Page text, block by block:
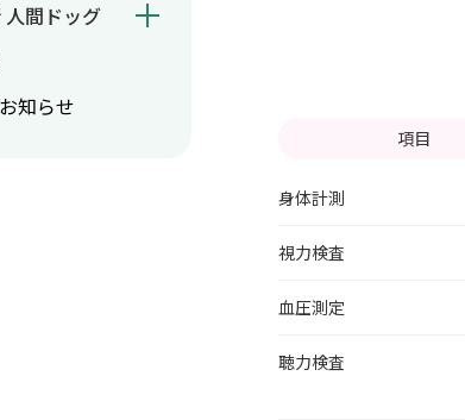
間ドッグ
知らせ
項目
身体計測
視力検査
血圧測定
聴力検査